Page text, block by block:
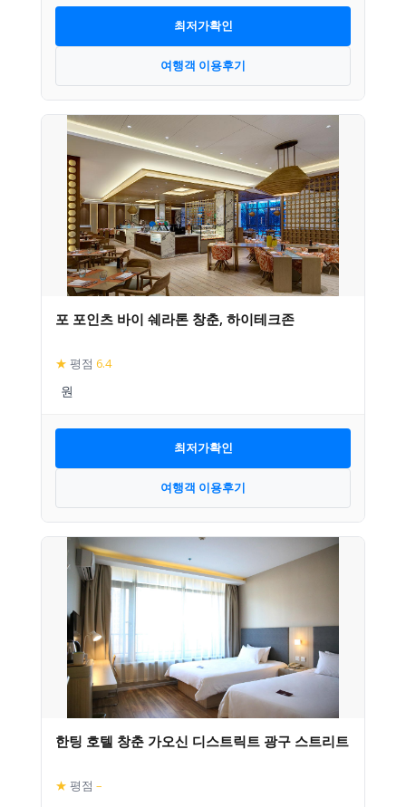
최저가확인
여행객 이용후기
포 포인츠 바이 쉐라톤 창춘, 하이테크존
★ 평점 6.4
최저가확인
여행객 이용후기
한팅 호텔 창춘 가오신 디스트릭트 광구 스트리트
★ 평점 –